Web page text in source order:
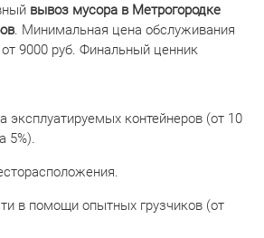
вывоз мусора в Метрогородке
. Минимальная цена обслуживания
9000 руб. Финальный ценник
эксплуатируемых контейнеров (от 10
5%).
в помощи опытных грузчиков (от